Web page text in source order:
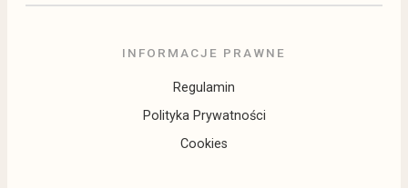
INFORMACJE PRAWNE
Regulamin
Polityka Prywatności
Cookies